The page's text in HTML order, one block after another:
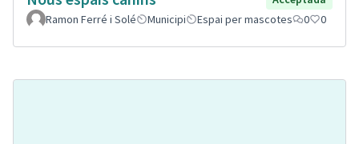
Ramon Ferré i Solé
Municipi Espai per mascotes 0 0